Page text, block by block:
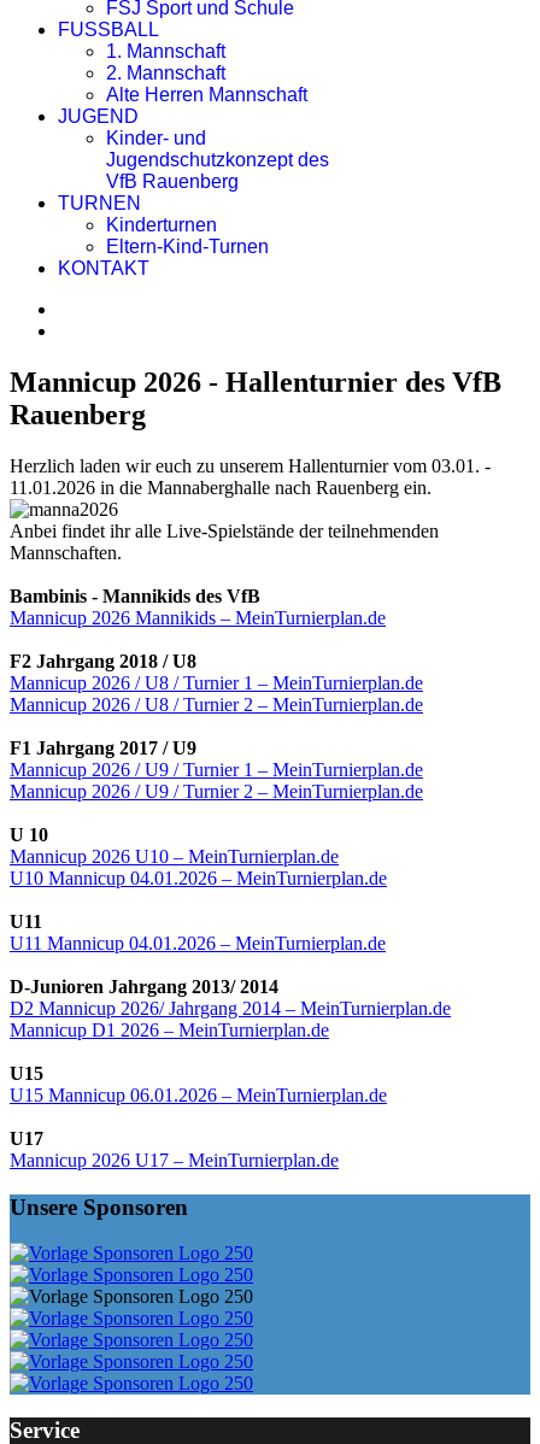
FSJ Sport und Schule
FUSSBALL
1. Mannschaft
2. Mannschaft
Alte Herren Mannschaft
JUGEND
Kinder- und
Jugendschutzkonzept des
VfB Rauenberg
TURNEN
Kinderturnen
Eltern-Kind-Turnen
KONTAKT
Mannicup 2026 - Hallenturnier des VfB
Rauenberg
Herzlich laden wir euch zu unserem Hallenturnier vom 03.01. -
11.01.2026 in die Mannaberghalle nach Rauenberg ein.
Anbei findet ihr alle Live-Spielstände der teilnehmenden
Mannschaften.
Bambinis - Mannikids des VfB
Mannicup 2026 Mannikids – MeinTurnierplan.de
F2 Jahrgang 2018 / U8
Mannicup 2026 / U8 / Turnier 1 – MeinTurnierplan.de
Mannicup 2026 / U8 / Turnier 2 – MeinTurnierplan.de
F1 Jahrgang 2017 / U9
Mannicup 2026 / U9 / Turnier 1 – MeinTurnierplan.de
Mannicup 2026 / U9 / Turnier 2 – MeinTurnierplan.de
U 10
Mannicup 2026 U10 – MeinTurnierplan.de
U10 Mannicup 04.01.2026 – MeinTurnierplan.de
U11
U11 Mannicup 04.01.2026 – MeinTurnierplan.de
D-Junioren Jahrgang 2013/ 2014
D2 Mannicup 2026/ Jahrgang 2014 – MeinTurnierplan.de
Mannicup D1 2026 – MeinTurnierplan.de
U15
U15 Mannicup 06.01.2026 – MeinTurnierplan.de
U17
Mannicup 2026 U17 – MeinTurnierplan.de
Unsere Sponsoren
Service